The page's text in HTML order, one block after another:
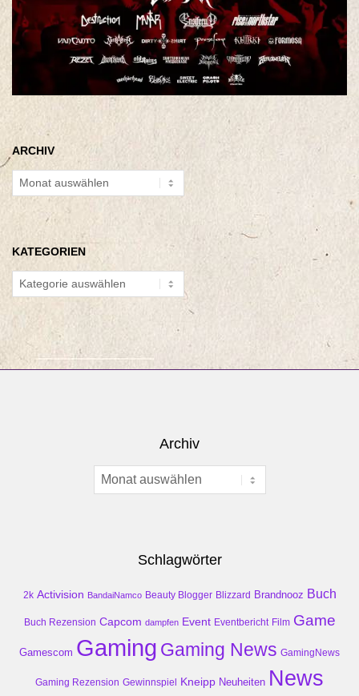
ARCHIV
Archiv
KATEGORIEN
Kategorien
Archiv
Archiv
Schlagwörter
2k Activision BandaiNamco Beauty Blogger Blizzard Brandnooz Buch
Buch Rezension Capcom dampfen Event Eventbericht Film Game
Gamescom Gaming Gaming News GamingNews
Gaming Rezension Gewinnspiel Kneipp Neuheiten News